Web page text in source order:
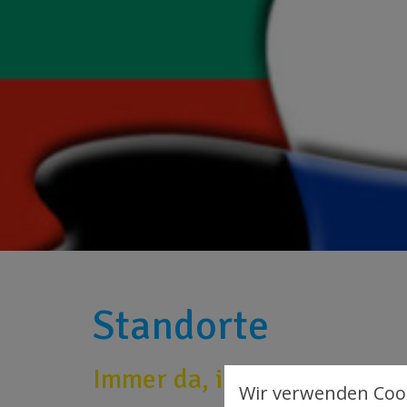
Standorte
Immer da, immer nah
Wir verwenden